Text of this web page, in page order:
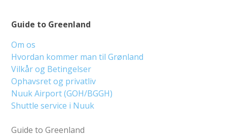
Guide to Greenland
Om os
Hvordan kommer man til Grønland
Vilkår og Betingelser
Ophavsret og privatliv
Nuuk Airport (GOH/BGGH)
Shuttle service i Nuuk
Guide to Greenland